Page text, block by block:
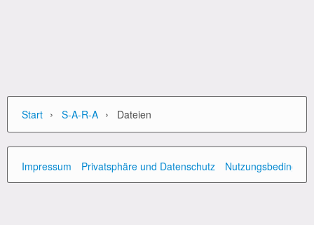
Start › S-A-R-A › Dateien
Impressum Privatsphäre und Datenschutz